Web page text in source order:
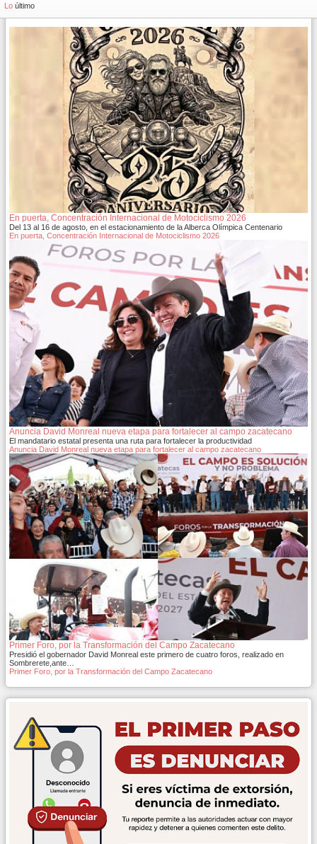
Lo último
En puerta, Concentración Internacional de Motociclismo 2026
Del 13 al 16 de agosto, en el estacionamiento de la Alberca Olímpica Centenario
En puerta, Concentración Internacional de Motociclismo 2026
Anuncia David Monreal nueva etapa para fortalecer al campo zacatecano
El mandatario estatal presenta una ruta para fortalecer la productividad
Anuncia David Monreal nueva etapa para fortalecer al campo zacatecano
Primer Foro, por la Transformación del Campo Zacatecano
Presidió el gobernador David Monreal este primero de cuatro foros, realizado en
Sombrerete,ante…
Primer Foro, por la Transformación del Campo Zacatecano